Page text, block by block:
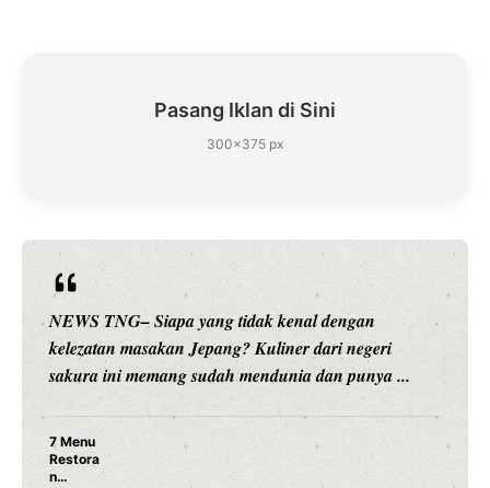
Pasang Iklan di Sini
300×375 px
...
NEWS TNG– Siapa sangka, dua nama
hiburan, Nunung Srimulat dan Vicky
merambah dunia kuliner dengan ...
Nunung Srimulat & Vicky Prasetyo
Rahasia Mami Bikin Nagih!